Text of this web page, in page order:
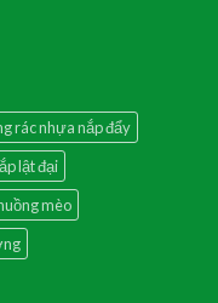
rác nhựa nắp đẩy
lật đại
mèo